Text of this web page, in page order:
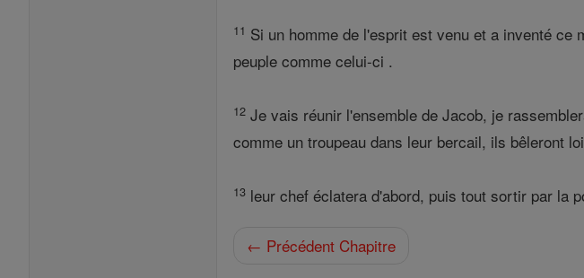
11 Si un homme de l'esprit est venu et a inventé
peuple comme celui-ci .
12 Je vais réunir l'ensemble de Jacob, je
comme un troupeau dans leur bercail, ils bêleront
13 leur chef éclatera d'abord, puis tout sortir par la
← Précédent Chapitre